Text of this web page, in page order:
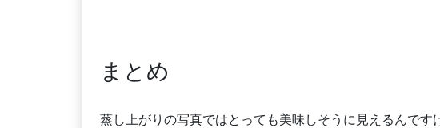
まとめ
蒸し上がりの写真ではとっても美味しそうに見えるんで